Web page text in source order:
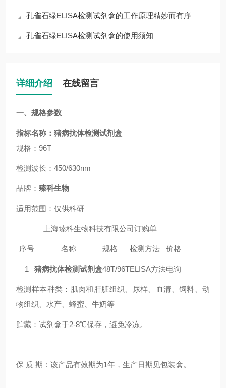
孔雀石绿ELISA检测试剂盒的工作原理精妙而有序
孔雀石绿ELISA检测试剂盒的使用须知
详细介绍 在线留言
一、规格参数
指标名称： 猪病抗体检测试剂盒
规格：96T
检测波长：450/630nm
品牌： 臻科生物
适用范围：仅供科研
上海臻科生物科技有限公司订购单
序号 名称 规格 检测方法 价格
1 猪病抗体检测试剂盒48T/96TELISA方法电询
检测样本种类：肌肉和肝脏组织、尿样、血清、饲料
动
物组织
水产 蜂蜜 牛奶等
贮藏：试剂盒于2-8℃保存，避免冷冻。
保 质 期：该产品有效期为1年，生产日期见包装盒。